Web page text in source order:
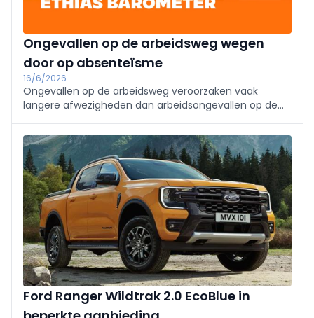
Ongevallen op de arbeidsweg wegen
door op absenteïsme
16/6/2026
Ongevallen op de arbeidsweg veroorzaken vaak
langere afwezigheden dan arbeidsongevallen op de
10.000 dossiers binnen de Ethias-portefeuille.
Ford Ranger Wildtrak 2.0 EcoBlue in